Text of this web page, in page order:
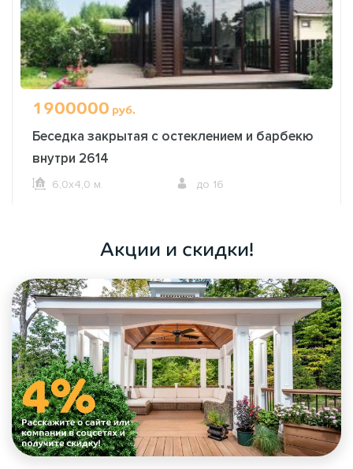
1900000 руб.
Беседка закрытая с остеклением и барбекю
внутри 2614
6,0х4,0 м. до 16
Акции и скидки!